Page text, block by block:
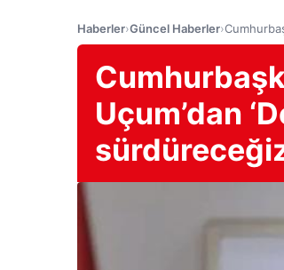
Haberler›Güncel Haberler›
Uçum’dan